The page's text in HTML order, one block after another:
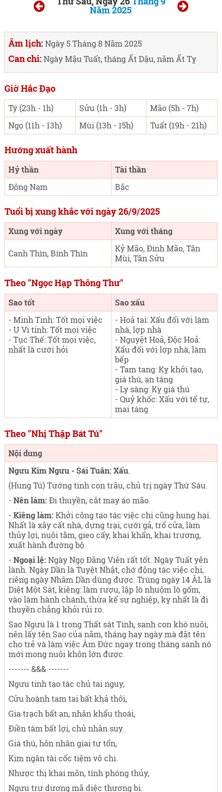
Năm 2025
Âm lịch:Ngày 5 Tháng 8 Năm 2025
Can chi:Ngày Mậu Tuất, tháng Ất Dậu, năm Ất Tỵ
Giờ Hắc Đạo
Tý (23h - 1h) Sửu (1h - 3h)
Mão (5h - 7h)
Ngọ (11h - 13h)
Mùi (13h - 15h) Tuất (19h - 21h)
Hướng xuất hành
Hỷ thần
Tài thần
Đông Nam
Bắc
Tuổi bị xung khắc với ngày 26/9/2025
Xung với ngày Xung với tháng
Canh Thìn, Bính Thìn
Kỷ Mão, Đinh Mão, Tân
Mùi, Tân Sửu
Theo "Ngọc Hạp Thông Thư"
Sao tốt
Sao xấu
- Minh Tinh: Tốt mọi việc
- U Vi tinh: Tốt mọi việc
- Tục Thế: Tốt mọi việc,
nhất là cưới hỏi
- Hoả tai: Xấu đối với làm
nhà, lợp nhà
- Nguyệt Hoả, Độc Hoả:
Xấu đối với lợp nhà, làm
bếp
- Tam tang: Kỵ khởi tạo,
giá thú, an táng
- Ly sàng: Kỵ giá thú
- Quỷ khốc: Xấu với tế tự,
mai táng
Theo "Nhị Thập Bát Tú"
Nội dung
Ngưu Kim Ngưu - Sái Tuân: Xấu.
(Hung Tú) Tướng tinh con trâu, chủ trị ngày Thứ Sáu.
- Nên làm: Đi thuyền, cắt may áo mão.
- Kiêng làm: Khởi công tạo tác việc chi cũng hung hại.
Nhất là xây cất nhà, dựng trại, cưới gả, trổ cửa, làm
thủy lợi, nuôi tằm, gieo cấy, khai khẩn, khai trương,
xuất hành đường bộ.
- Ngoại lệ: Ngày Ngọ Đăng Viên rất tốt. Ngày Tuất yên
lành. Ngày Dần là Tuyệt Nhật, chớ động tác việc chi,
riêng ngày Nhâm Dần dùng được. Trúng ngày 14 ÂL là
Diệt Một Sát, kiêng: làm rượu, lập lò nhuộm lò gốm,
vào làm hành chánh, thừa kế sự nghiệp, kỵ nhất là đi
thuyền chẳng khỏi rủi ro.
Sao Ngưu là 1 trong Thất sát Tinh, sanh con khó nuôi,
nên lấy tên Sao của năm, tháng hay ngày mà đặt tên
cho trẻ và làm việc Âm Đức ngay trong tháng sanh nó
mới mong nuôi khôn lớn được.
------- &&& -------
Ngưu tinh tạo tác chủ tai nguy,
Cửu hoành tam tai bất khả thôi,
Gia trạch bất an, nhân khẩu thoái,
Điền tàm bất lợi, chủ nhân suy.
Giá thú, hôn nhân giai tự tổn,
Kim ngân tài cốc tiệm vô chi.
Nhược thị khai môn, tính phóng thủy,
Ngưu trư dương mã diệc thương bi.